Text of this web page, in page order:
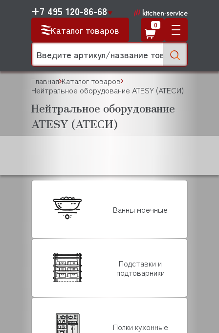
Каталог товаров
+7 495 120-86-68
0
Главная Каталог товаров
Нейтральное оборудование ATESY (АТЕСИ)
Нейтральное оборудование
ATESY (АТЕСИ)
Ванны моечные
Подставки и
подтоварники
Полки кухонные